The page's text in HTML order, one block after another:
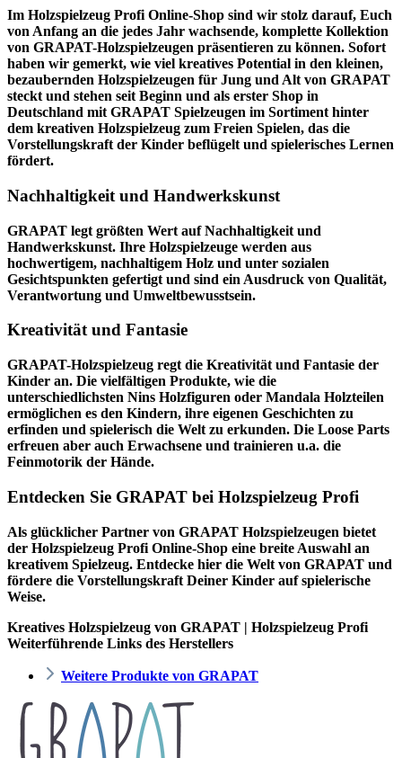
Im Holzspielzeug Profi Online-Shop sind wir stolz darauf, Euch
von Anfang an die jedes Jahr wachsende, komplette Kollektion
von GRAPAT-Holzspielzeugen präsentieren zu können. Sofort
haben wir gemerkt, wie viel kreatives Potential in den kleinen,
bezaubernden Holzspielzeugen für Jung und Alt von GRAPAT
steckt und stehen seit Beginn und als erster Shop in
Deutschland mit GRAPAT Spielzeugen im Sortiment hinter
dem kreativen Holzspielzeug zum Freien Spielen, das die
Vorstellungskraft der Kinder beflügelt und spielerisches Lernen
fördert.
Nachhaltigkeit und Handwerkskunst
GRAPAT legt größten Wert auf Nachhaltigkeit und
Handwerkskunst. Ihre Holzspielzeuge werden aus
hochwertigem, nachhaltigem Holz und unter sozialen
Gesichtspunkten gefertigt und sind ein Ausdruck von Qualität,
Verantwortung und Umweltbewusstsein.
Kreativität und Fantasie
GRAPAT-Holzspielzeug regt die Kreativität und Fantasie der
Kinder an. Die vielfältigen Produkte, wie die
unterschiedlichsten Nins Holzfiguren oder Mandala Holzteilen
ermöglichen es den Kindern, ihre eigenen Geschichten zu
erfinden und spielerisch die Welt zu erkunden. Die Loose Parts
erfreuen aber auch Erwachsene und trainieren u.a. die
Feinmotorik der Hände.
Entdecken Sie GRAPAT bei Holzspielzeug Profi
Als glücklicher Partner von GRAPAT Holzspielzeugen bietet
der Holzspielzeug Profi Online-Shop eine breite Auswahl an
kreativem Spielzeug. Entdecke hier die Welt von GRAPAT und
fördere die Vorstellungskraft Deiner Kinder auf spielerische
Weise.
Kreatives Holzspielzeug von GRAPAT | Holzspielzeug Profi
Weiterführende Links des Herstellers
Weitere Produkte von GRAPAT